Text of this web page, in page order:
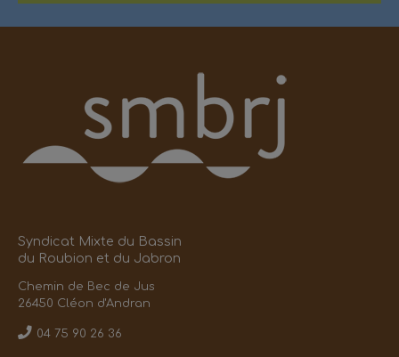
Syndicat Mixte du Bassin
du Roubion et du Jabron
Chemin de Bec de Jus
26450 Cléon d'Andran
04 75 90 26 36